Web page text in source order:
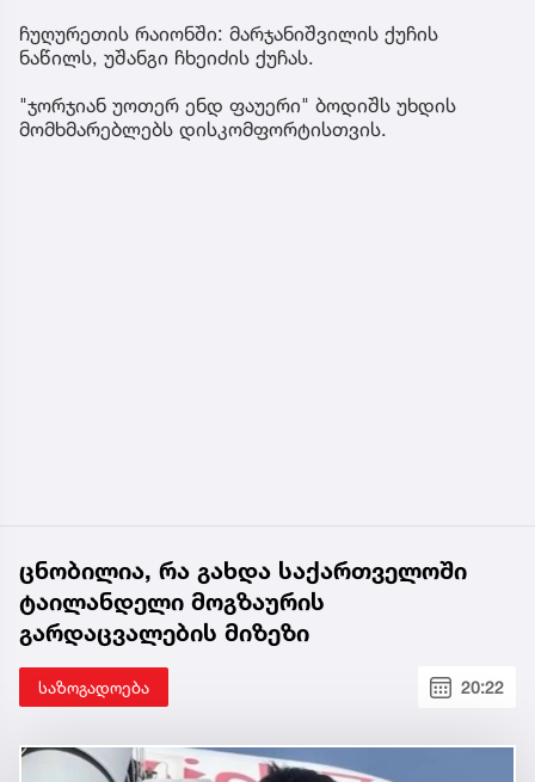
ჩუღურეთის რაიონში: მარჯანიშვილის ქუჩის
ნაწილს, უშანგი ჩხეიძის ქუჩას.
"ჯორჯიან უოთერ ენდ ფაუერი" ბოდიშს უხდის
მომხმარებლებს დისკომფორტისთვის.
ცნობილია, რა გახდა საქართველოში
ტაილანდელი მოგზაურის
გარდაცვალების მიზეზი
საზოგადოება 20:22